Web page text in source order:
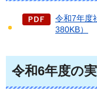
令和7年度
380KB）
令和6年度の